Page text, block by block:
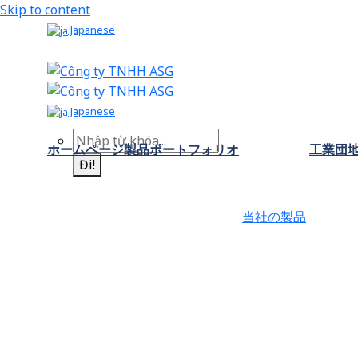
Skip to content
Japanese
Japanese
Đi!
ホームページ製品ポートフォリオ
当社の製品
工業団